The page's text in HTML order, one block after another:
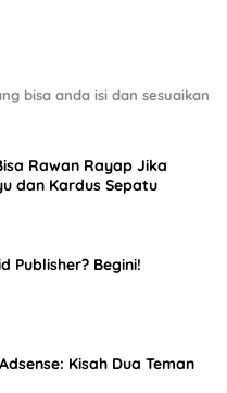
bisa anda isi dan sesuaikan
Rawan Rayap Jika
dan Kardus Sepatu
Publisher? Begini!
Kisah Dua Teman